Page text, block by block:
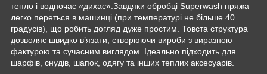
тепло і водночас «дихає».Завдяки обробці Superwash пряжа
легко переться в машинці (при температурі не більше 40
градусів), що робить догляд дуже простим. Товста структура
дозволяє швидко в’язати, створюючи вироби з виразною
фактурою та сучасним виглядом. Ідеально підходить для
шарфів, снудів, шапок, одягу та інших теплих аксесуарів.